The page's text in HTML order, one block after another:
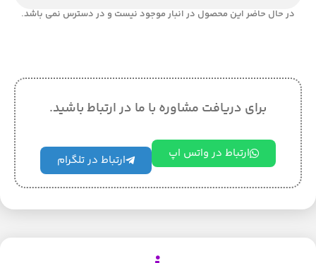
در حال حاضر این محصول در انبار موجود نیست و در دسترس نمی باشد.
برای دریافت مشاوره با ما در ارتباط باشید.
ارتباط در واتس اپ ارتباط در تلگرام